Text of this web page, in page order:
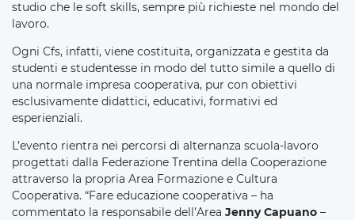
studio che le soft skills, sempre più richieste nel mondo del
lavoro.
Ogni Cfs, infatti, viene costituita, organizzata e gestita da
studenti e studentesse in modo del tutto simile a quello di
una normale impresa cooperativa, pur con obiettivi
esclusivamente didattici, educativi, formativi ed
esperienziali.
L’evento rientra nei percorsi di alternanza scuola-lavoro
progettati dalla Federazione Trentina della Cooperazione
attraverso la propria Area Formazione e Cultura
Cooperativa. “Fare educazione cooperativa – ha
commentato la responsabile dell’Area Jenny Capuano –